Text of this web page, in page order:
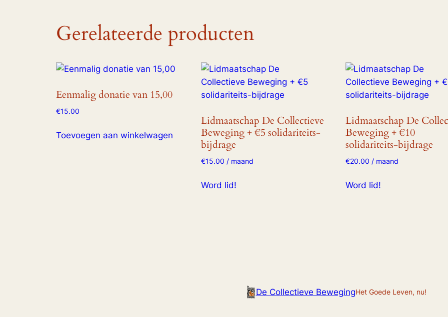
Gerelateerde producten
Eenmalig donatie van 15,00
€15.00
Toevoegen aan winkelwagen
Lidmaatschap De Collectieve
Beweging + €5 solidariteits-
bijdrage
€15.00 / maand
Word lid!
Lidmaatschap De
Beweging + €10
solidariteits-bijdrage
€20.00 / maand
Word lid!
De Collectieve BewegingHet Goede Leven, nu!